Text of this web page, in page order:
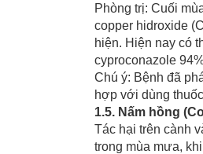
Phòng trị: Cuối
copper hidroxide
hiện. Hiện nay có
cyproconazole
Chú ý: Bệnh đã
hợp với dùng
1.5. Nấm hồng
Tác hại trên cành
trong mùa mưa,